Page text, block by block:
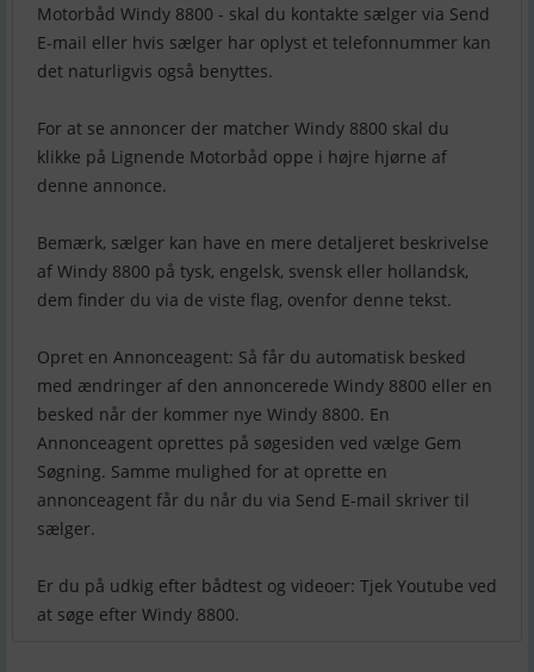
Motorbåd Windy 8800 - skal du kontakte sælger via Send
E-mail eller hvis sælger har oplyst et telefonnummer kan
det naturligvis også benyttes.
For at se annoncer der matcher Windy 8800 skal du
klikke på Lignende Motorbåd oppe i højre hjørne af
denne annonce.
Bemærk, sælger kan have en mere detaljeret beskrivelse
af Windy 8800 på tysk, engelsk, svensk eller hollandsk,
dem finder du via de viste flag, ovenfor denne tekst.
Opret en Annonceagent: Så får du automatisk besked
med ændringer af den annoncerede Windy 8800 eller en
besked når der kommer nye Windy 8800. En
Annonceagent oprettes på søgesiden ved vælge Gem
Søgning. Samme mulighed for at oprette en
annonceagent får du når du via Send E-mail skriver til
sælger.
Er du på udkig efter bådtest og videoer: Tjek Youtube ved
at søge efter Windy 8800.